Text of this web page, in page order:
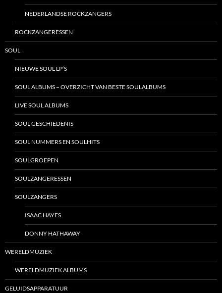
NEDERLANDSE ROCKZANGERS
ROCKZANGERESSEN
SOUL
NIEUWE SOUL LP’S
SOUL ALBUMS – OVERZICHT VAN BESTE SOULALBUMS
LIVE SOUL ALBUMS
SOUL GESCHIEDENIS
SOUL NUMMERS EN SOULHITS
SOULGROEPEN
SOULZANGERESSEN
SOULZANGERS
ISAAC HAYES
DONNY HATHAWAY
WERELDMUZIEK
WERELDMUZIEK ALBUMS
GELUIDSAPPARATUUR